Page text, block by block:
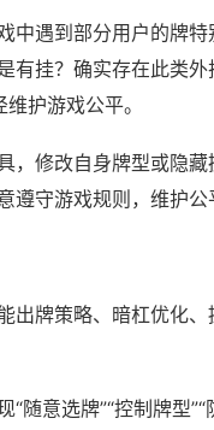
遇到部分用户的牌特
有挂？确实存在此类
护游戏公平。
修改自身牌型或隐藏
守游戏规则，维护公
出牌策略、暗杠优化
随意选牌”“控制牌型